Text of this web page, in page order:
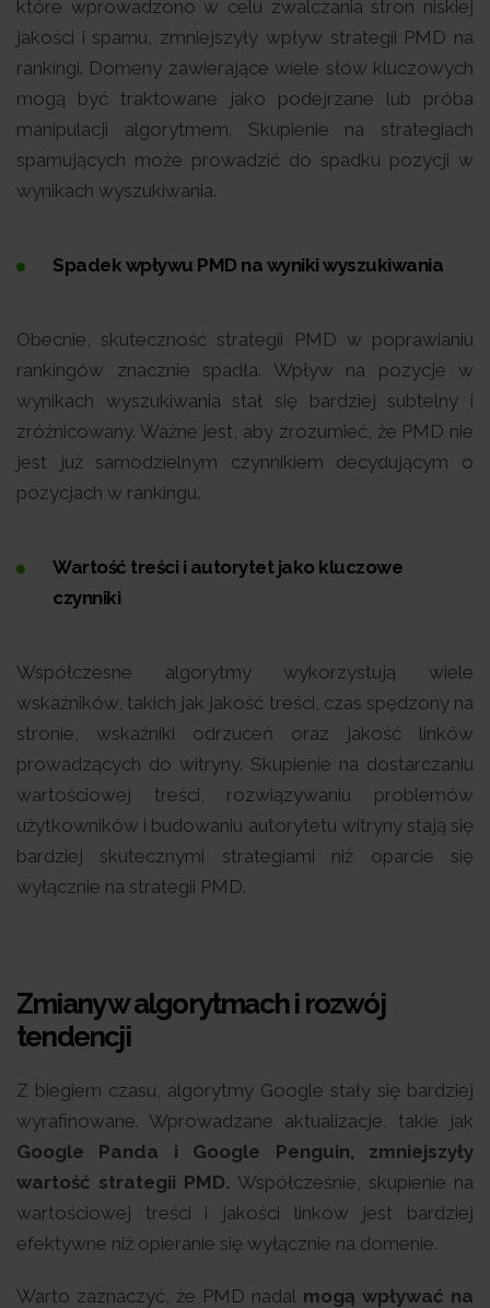
które wprowadzono w celu zwalczania stron niskiej
jakości i spamu, zmniejszyły wpływ strategii PMD na
rankingi. Domeny zawierające wiele słów kluczowych
mogą być traktowane jako podejrzane lub próba
manipulacji algorytmem. Skupienie na strategiach
spamujących może prowadzić do spadku pozycji w
wynikach wyszukiwania.
Spadek wpływu PMD na wyniki wyszukiwania
Obecnie, skuteczność strategii PMD w poprawianiu
rankingów znacznie spadła. Wpływ na pozycje w
wynikach wyszukiwania stał się bardziej subtelny i
zróżnicowany. Ważne jest, aby zrozumieć, że PMD nie
jest już samodzielnym czynnikiem decydującym o
pozycjach w rankingu.
Wartość treści i autorytet jako kluczowe
czynniki
Współczesne algorytmy wykorzystują wiele
wskaźników, takich jak jakość treści, czas spędzony na
stronie, wskaźniki odrzuceń oraz jakość linków
prowadzących do witryny. Skupienie na dostarczaniu
wartościowej treści, rozwiązywaniu problemów
użytkowników i budowaniu autorytetu witryny stają się
bardziej skutecznymi strategiami niż oparcie się
wyłącznie na strategii PMD.
Zmiany w algorytmach i rozwój
tendencji
Z biegiem czasu, algorytmy Google stały się bardziej
wyrafinowane. Wprowadzane aktualizacje, takie jak
Google Panda i Google Penguin, zmniejszyły
wartość strategii PMD. Współcześnie, skupienie na
wartościowej treści i jakości linków jest bardziej
efektywne niż opieranie się wyłącznie na domenie.
Warto zaznaczyć, że PMD nadal mogą wpływać na